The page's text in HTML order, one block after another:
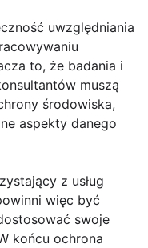
uwzględniania
to, że badania i
muszą
środowiska,
aspekty danego
z usług
więc być
swoje
końcu ochrona